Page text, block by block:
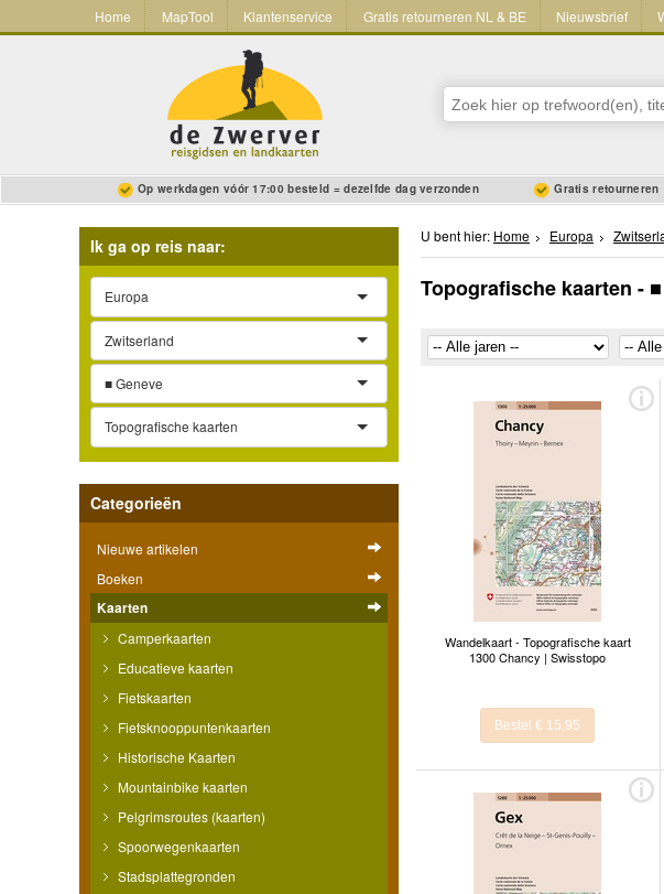
Home MapTool Klantenservice Gratis retourneren NL & BE Nieuwsbrief
Op werkdagen vóór 17:00 besteld = dezelfde dag verzonden Gratis retourneren
Ik ga op reis naar:
Europa
Zwitserland
■ Geneve
Topografische kaarten
Categorieën
Nieuwe artikelen
Boeken
Kaarten
Camperkaarten
Educatieve kaarten
Fietskaarten
Fietsknooppuntenkaarten
Historische Kaarten
Mountainbike kaarten
Pelgrimsroutes (kaarten)
Spoorwegenkaarten
Stadsplattegronden
U bent hier: Home Europa
Topografische kaarten -
Wandelkaart - Topografische kaart
1300 Chancy | Swisstopo
Bestel € 15,95